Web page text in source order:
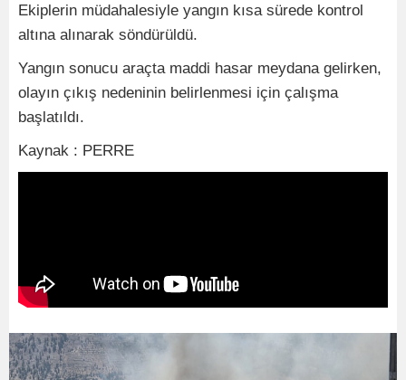
Ekiplerin müdahalesiyle yangın kısa sürede kontrol
altına alınarak söndürüldü.
Yangın sonucu araçta maddi hasar meydana gelirken,
olayın çıkış nedeninin belirlenmesi için çalışma
başlatıldı.
Kaynak : PERRE